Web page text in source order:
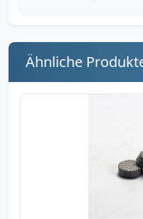
Ähnliche